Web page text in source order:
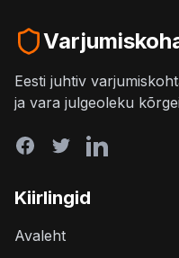
Eesti juhtiv
ja vara julgeoleku
Kiirlingid
Avaleht